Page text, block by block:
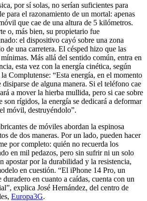
por sí solas, no serían suficientes para
para el razonamiento de un mortal: apenas
que cae de una altura de 5 kilómetros.
o, más bien, su propietario fue
el dispositivo cayó sobre una zona
de una carretera. El césped hizo que las
Más allá del sentido común, entra en
esta vez con la energía cinética, según
Complutense: “Esta energía, en el momento
de alguna manera. Si el teléfono cae
a mover la hierba mullida, pero si cae sobre
son rígidos, la energía se dedicará a deformar
móvil, destruyéndolo”.
de móviles abordan la espinosa
de dos maneras. Por un lado, pueden hacer
por completo: quién no recuerda los
en mil pedazos, pero sin sufrir ni un solo
apostar por la durabilidad y la resistencia,
en cuestión. “El iPhone 14 Pro, un
duradero en cuanto a caídas, cuenta con un
explica José Hernández, del centro de
Europa3G.